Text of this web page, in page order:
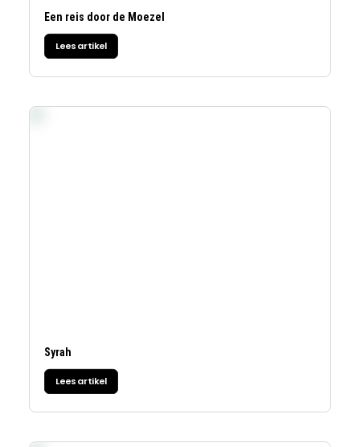
Een reis door de Moezel
Lees artikel
Syrah
Lees artikel